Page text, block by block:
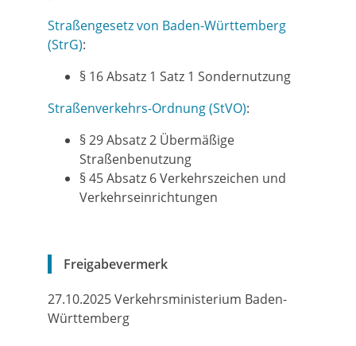
Straßengesetz von Baden-Württemberg
(StrG):
§ 16 Absatz 1 Satz 1 Sondernutzung
Straßenverkehrs-Ordnung (StVO):
§ 29 Absatz 2 Übermäßige
Straßenbenutzung
§ 45 Absatz 6Verkehrszeichen und
Verkehrseinrichtungen
Freigabevermerk
27.10.2025 Verkehrsministerium Baden-
Württemberg